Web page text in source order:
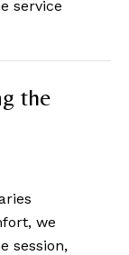
service
the
we
session,